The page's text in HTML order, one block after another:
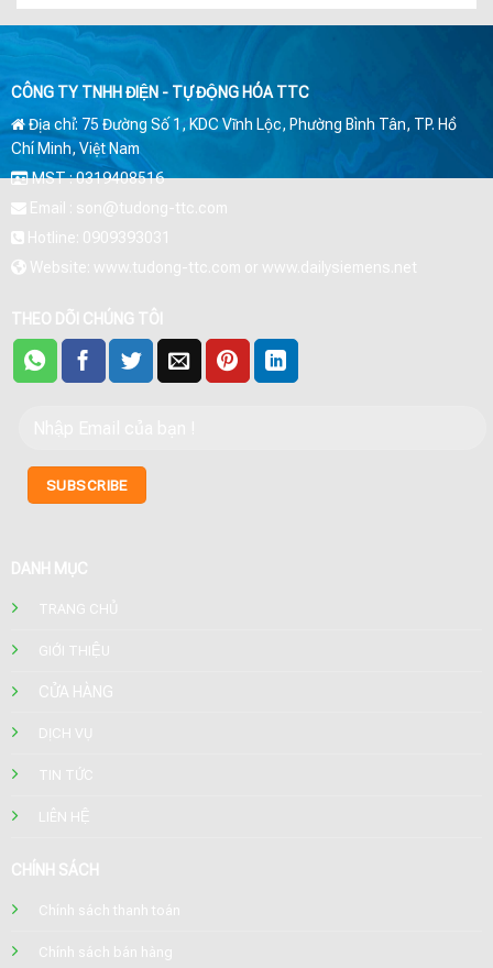
CÔNG TY TNHH ĐIỆN - TỰ ĐỘNG HÓA TTC
Địa chỉ: 75 Đường Số 1, KDC Vĩnh Lộc, Phường Bình Tân, TP. Hồ
Chí Minh, Việt Nam
MST : 0319408516
Email : son@tudong-ttc.com
Hotline: 0909393031
Website: www.tudong-ttc.com or www.dailysiemens.net
THEO DÕI CHÚNG TÔI
DANH MỤC
TRANG CHỦ
GIỚI THIỆU
CỬA HÀNG
DỊCH VỤ
TIN TỨC
LIÊN HỆ
CHÍNH SÁCH
Chính sách thanh toán
Chính sách bán hàng